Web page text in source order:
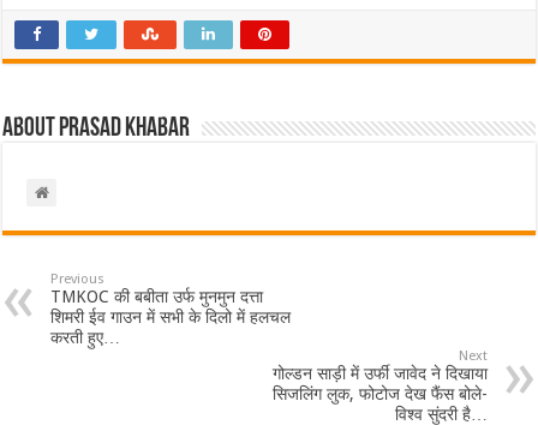
About Prasad Khabar
Previous
TMKOC की बबीता उर्फ मुनमुन दत्ता
शिमरी ईव गाउन में सभी के दिलो में हलचल
करती हुए…
Next
गोल्डन साड़ी में उर्फी जावेद ने दिखाया
सिजलिंग लुक, फोटोज देख फैंस बोले-
विश्व सुंदरी है…